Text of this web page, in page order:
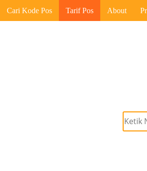
Cari Kode Pos Tarif Pos About